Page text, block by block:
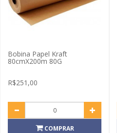
Bobina Papel Kraft
80cmX200m 80G
R$251,00
COMPRAR